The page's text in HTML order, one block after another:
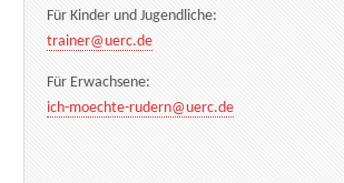
Für Kinder und Jugendliche:
trainer@uerc.de
Für Erwachsene:
ich-moechte-rudern@uerc.de